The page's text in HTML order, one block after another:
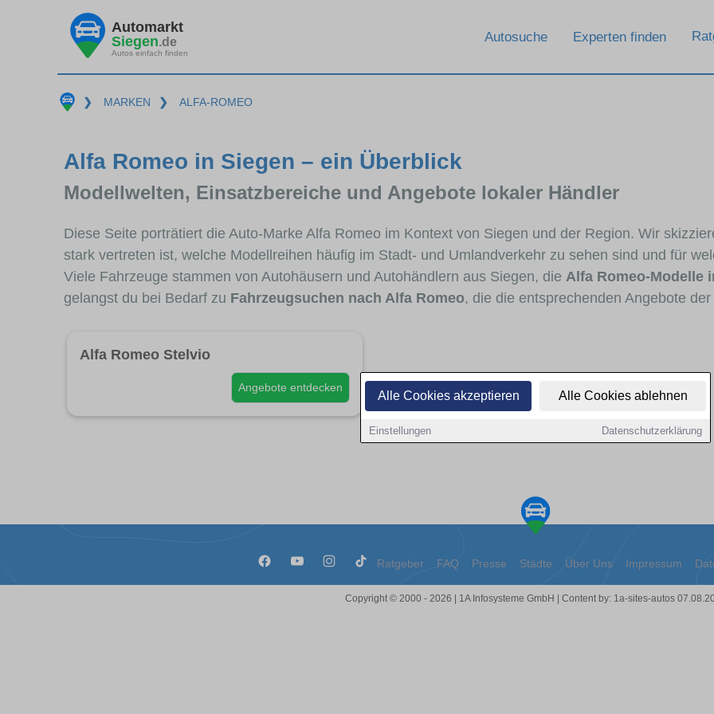
Alle Cookies akzeptieren Alle Cookies ablehnen
Einstellungen Datenschutzerklärung
Automarkt
Siegen.de
Autos einfach finden
Autosuche Experten finden
❯ MARKEN ❯ ALFA-ROMEO
Alfa Romeo in Siegen – ein Überblick
Modellwelten, Einsatzbereiche und Angebote lokaler Händler
Diese Seite porträtiert die Auto-Marke Alfa Romeo im Kontext von Siegen und der Region. Wir
stark vertreten ist, welche Modellreihen häufig im Stadt- und Umlandverkehr zu sehen sind und für
Viele Fahrzeuge stammen von Autohäusern und Autohändlern aus Siegen, die Alfa Romeo-Modelle
gelangst du bei Bedarf zu Fahrzeugsuchen nach Alfa Romeo, die die entsprechenden Angebote
Alfa Romeo Stelvio
Angebote entdecken
Ratgeber FAQ Presse Städte Über Uns Impressum
Copyright © 2000 - 2026 | 1A Infosysteme GmbH | Content by: 1a-sites-autos